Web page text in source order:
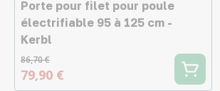
Porte pour filet pour poule
électrifiable 95 à 125 cm -
Kerbl
86,70 €
79,90 €